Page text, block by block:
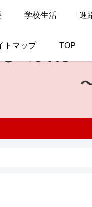
学校生活 進
トマップ TOP
の実現